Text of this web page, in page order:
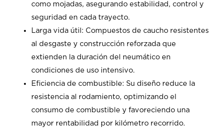
como mojadas, asegurando estabilidad, control y
seguridad en cada trayecto.
Larga vida útil: Compuestos de caucho resistentes
al desgaste y construcción reforzada que
extienden la duración del neumático en
condiciones de uso intensivo.
Eficiencia de combustible: Su diseño reduce la
resistencia al rodamiento, optimizando el
consumo de combustible y favoreciendo una
mayor rentabilidad por kilómetro recorrido.